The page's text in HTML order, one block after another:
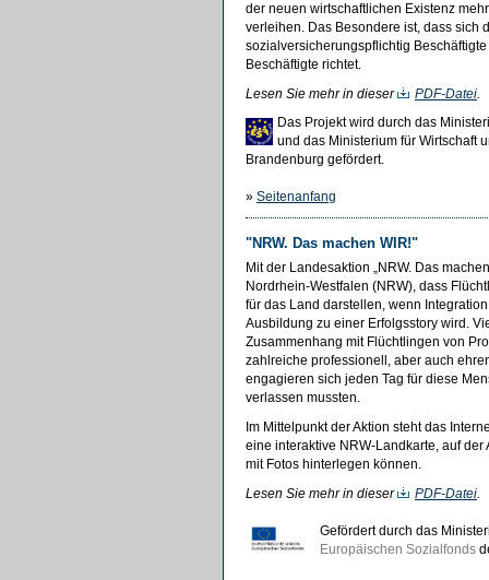
der neuen wirtschaftlichen Existenz
verleihen. Das Besondere ist, dass sich
sozialversicherungspflichtig
Beschäftigte richtet.
Lesen Sie mehr in dieser
PDF-Datei
Das Projekt wird durch das
und das Ministerium für Wirtschaft
Brandenburg gefördert.
» Seitenanfang
"NRW. Das machen WIR!"
Mit der Landesaktion „NRW. Das
Nordrhein-Westfalen (NRW), dass
für das Land darstellen, wenn
Ausbildung zu einer Erfolgsstory wird.
Zusammenhang mit Flüchtlingen von
zahlreiche professionell, aber auch
engagieren sich jeden Tag für diese
verlassen mussten.
Im Mittelpunkt der Aktion steht das
eine interaktive NRW-Landkarte, auf
mit Fotos hinterlegen können.
Lesen Sie mehr in dieser
PDF-Datei
Gefördert durch das
Europäischen Sozialfonds